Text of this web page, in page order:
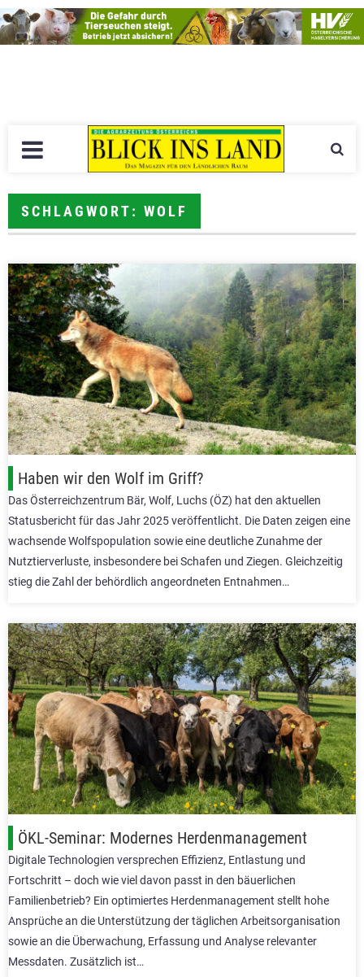
SCHLAGWORT: WOLF
Haben wir den Wolf im Griff?
Das Österreichzentrum Bär, Wolf, Luchs (ÖZ) hat den aktuellen
Statusbericht für das Jahr 2025 veröffentlicht. Die Daten zeigen eine
wachsende Wolfspopulation sowie eine deutliche Zunahme der
Nutztierverluste, insbesondere bei Schafen und Ziegen. Gleichzeitig
stieg die Zahl der behördlich angeordneten Entnahmen…
ÖKL-Seminar: Modernes Herdenmanagement
Digitale Technologien versprechen Effizienz, Entlastung und
Fortschritt – doch wie viel davon passt in den bäuerlichen
Familienbetrieb? Ein optimiertes Herdenmanagement stellt hohe
Ansprüche an die Unterstützung der täglichen Arbeitsorganisation
sowie an die Überwachung, Erfassung und Analyse relevanter
Messdaten. Zusätzlich ist…